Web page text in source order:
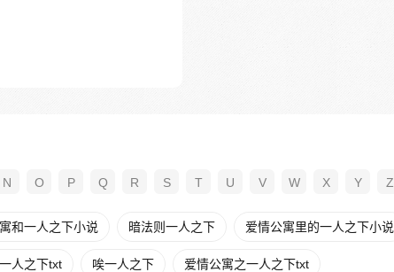
N O P Q R S T U V W X Y Z
和一人之下小说 暗法则一人之下 爱情公寓里的一人之下小说
人之下txt 唉一人之下 爱情公寓之一人之下txt